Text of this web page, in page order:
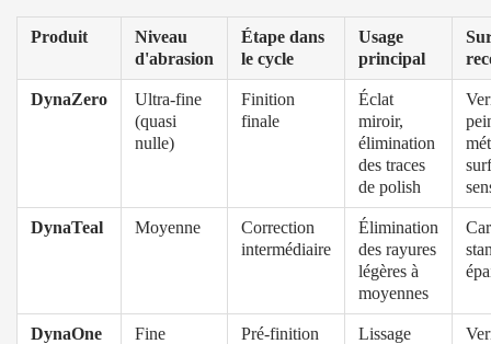
Produit
Niveau
d'abrasion
Étape dans
le cycle
Usage
principal
DynaZero
Ultra-fine
(quasi
nulle)
Finition
finale
Éclat
miroir,
élimination
des traces
de polish
DynaTeal Moyenne
Correction
intermédiaire
Élimination
des rayures
légères à
moyennes
DynaOne
Fine Pré-finition
Lissage